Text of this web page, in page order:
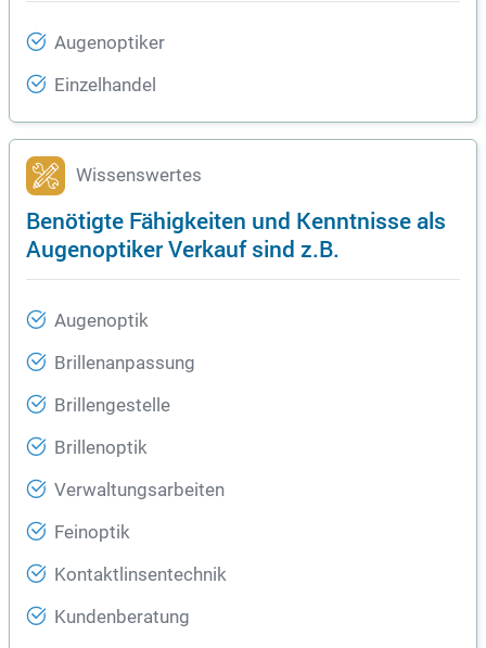
Augenoptiker
Einzelhandel
Wissenswertes
Benötigte Fähigkeiten und Kenntnisse als
Augenoptiker Verkauf sind z.B.
Augenoptik
Brillenanpassung
Brillengestelle
Brillenoptik
Verwaltungsarbeiten
Feinoptik
Kontaktlinsentechnik
Kundenberatung